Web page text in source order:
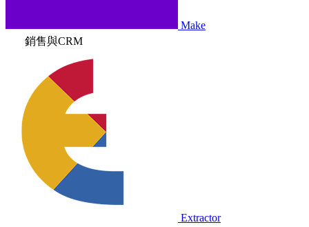
Make
銷售與CRM
Extractor